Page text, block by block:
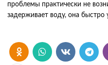
проблемы практически не
задерживает воду, она